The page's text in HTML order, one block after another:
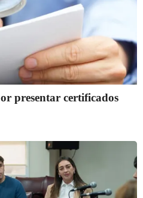
presentar certificados